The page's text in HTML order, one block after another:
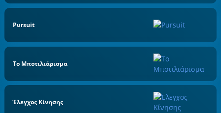
Pursuit
Το Μποτιλιάρισμα
Έλεγχος Κίνησης